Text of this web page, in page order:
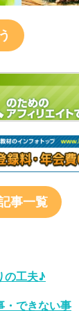
事一覧
の工夫♪
・できない事